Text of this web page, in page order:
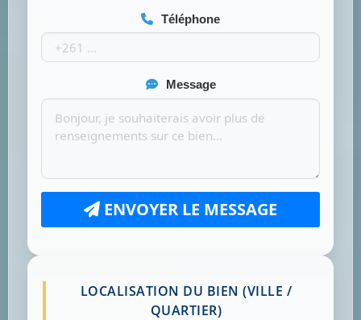
Téléphone
Message
ENVOYER LE MESSAGE
LOCALISATION DU BIEN (VILLE /
QUARTIER)